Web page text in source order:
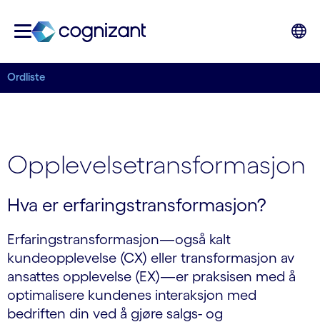
Ordliste
Opplevelsetransformasjon
Hva er erfaringstransformasjon?
Erfaringstransformasjon—også kalt
kundeopplevelse (CX) eller transformasjon av
ansattes opplevelse (EX)—er praksisen med å
optimalisere kundenes interaksjon med
bedriften din ved å gjøre salgs- og